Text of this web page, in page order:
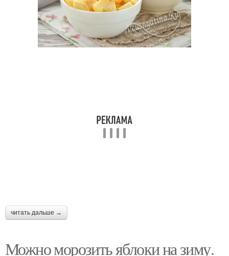
читать дальше →
Можно морозить яблоки на зиму.